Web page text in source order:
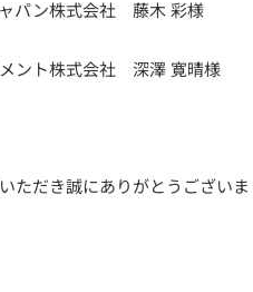
ャパン株式会社 藤木 彩様
メント株式会社 深澤 寛晴様
ただき誠にありがとうござい